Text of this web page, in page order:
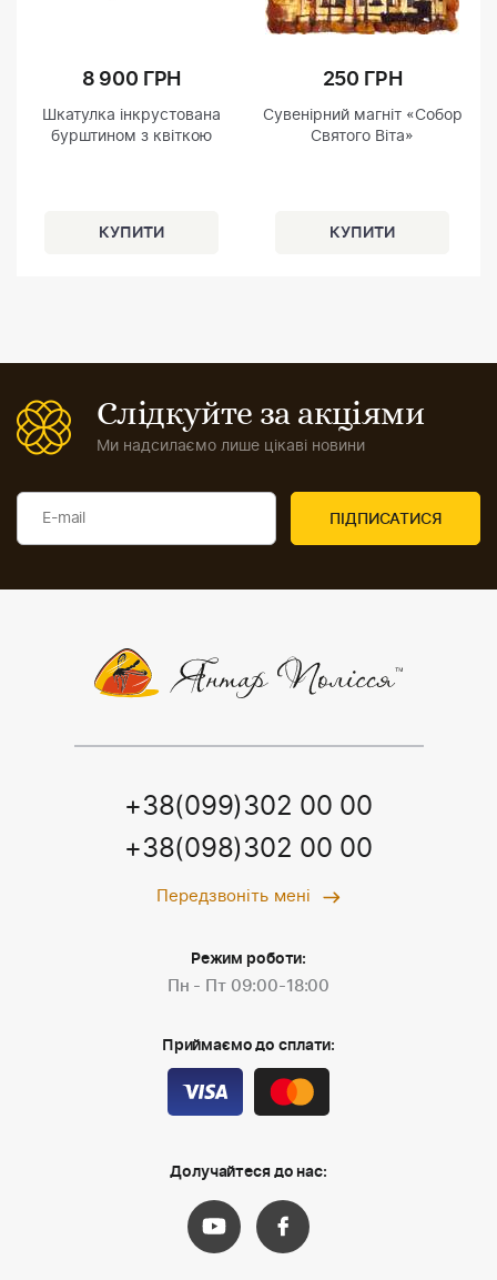
8 900 ГРН
Шкатулка інкрустована
бурштином з квіткою
250 ГРН
Сувенірний магніт «Собор
Святого Віта»
Слідкуйте за акціями
Ми надсилаємо лише цікаві новини
+38(099)302 00 00
+38(098)302 00 00
Передзвоніть мені
Режим роботи:
Пн - Пт 09:00-18:00
Приймаємо до сплати:
Долучайтеся до нас: